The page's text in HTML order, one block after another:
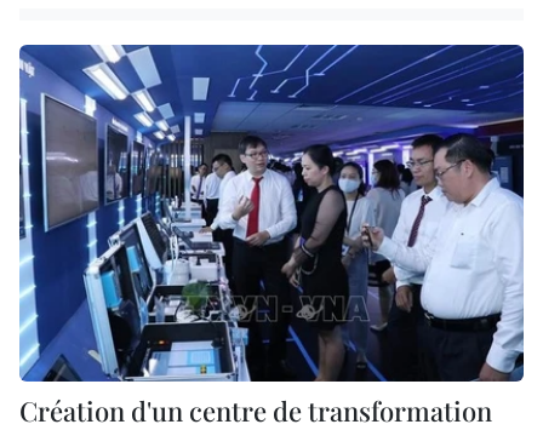
Création d'un centre de transformation